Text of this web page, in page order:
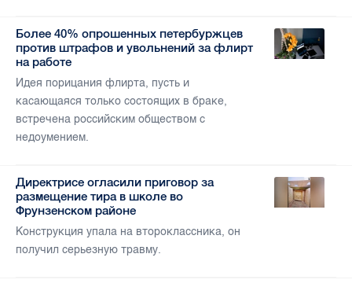
Более 40% опрошенных петербуржцев
против штрафов и увольнений за флирт
на работе
Идея порицания флирта, пусть и
касающаяся только состоящих в браке,
встречена российским обществом с
недоумением.
Директрисе огласили приговор за
размещение тира в школе во
Фрунзенском районе
Конструкция упала на второклассника, он
получил серьезную травму.